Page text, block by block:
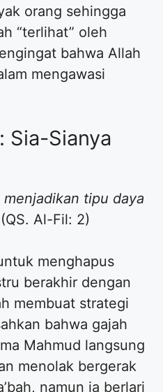
orang sehingga
“terlihat” oleh
bahwa Allah
mengawasi
Sia-Sianya
menjadikan tipu daya
(QS. Al-Fil: 2)
menghapus
berakhir dengan
membuat strategi
bahwa gajah
Mahmud langsung
menolak bergerak
namun ia berlari